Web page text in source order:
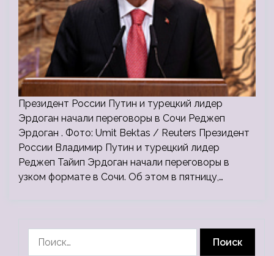
Президент России Путин и турецкий лидер
Эрдоган начали переговоры в Сочи Реджеп
Эрдоган . Фото: Umit Bektas / Reuters Президент
России Владимир Путин и турецкий лидер
Реджеп Тайип Эрдоган начали переговоры в
узком формате в Сочи. Об этом в пятницу,…